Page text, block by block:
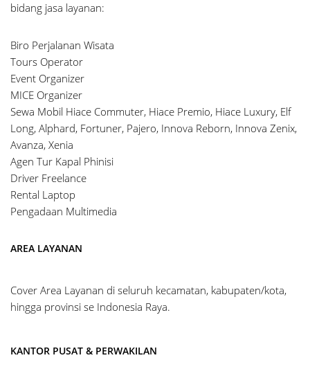
bidang jasa layanan:
Biro Perjalanan Wisata
Tours Operator
Event Organizer
MICE Organizer
Sewa Mobil Hiace Commuter, Hiace Premio, Hiace Luxury, Elf
Long, Alphard, Fortuner, Pajero, Innova Reborn, Innova Zenix,
Avanza, Xenia
Agen Tur Kapal Phinisi
Driver Freelance
Rental Laptop
Pengadaan Multimedia
AREA LAYANAN
Cover Area Layanan di seluruh kecamatan, kabupaten/kota,
hingga provinsi se Indonesia Raya.
KANTOR PUSAT & PERWAKILAN